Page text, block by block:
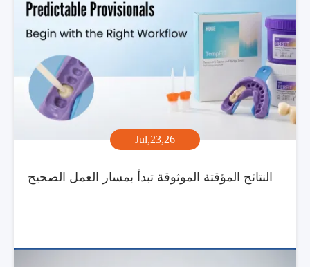
Jul,23,26
النتائج المؤقتة الموثوقة تبدأ بمسار العمل الصحيح